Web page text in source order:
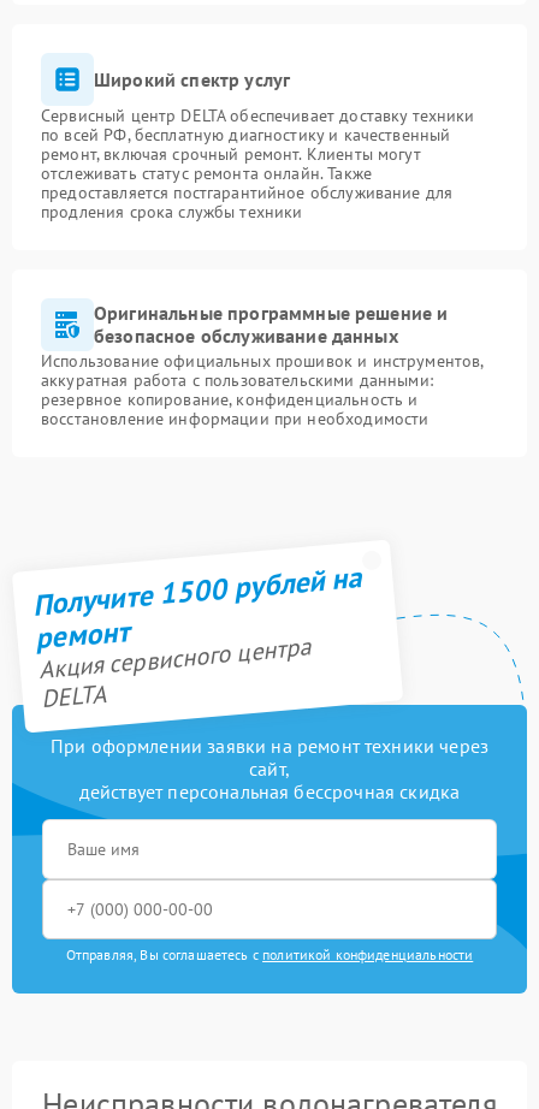
Широкий спектр услуг
Сервисный центр DELTA обеспечивает доставку техники
по всей РФ, бесплатную диагностику и качественный
ремонт, включая срочный ремонт. Клиенты могут
отслеживать статус ремонта онлайн. Также
предоставляется постгарантийное обслуживание для
продления срока службы техники
Оригинальные программные решение и
безопасное обслуживание данных
Использование официальных прошивок и инструментов,
аккуратная работа с пользовательскими данными:
резервное копирование, конфиденциальность и
восстановление информации при необходимости
Получите 1500 рублей на
ремонт
Акция сервисного центра
DELTA
При оформлении заявки на ремонт техники через
сайт,
действует персональная бессрочная скидка
Отправляя, Вы соглашаетесь с политикой конфиденциальности